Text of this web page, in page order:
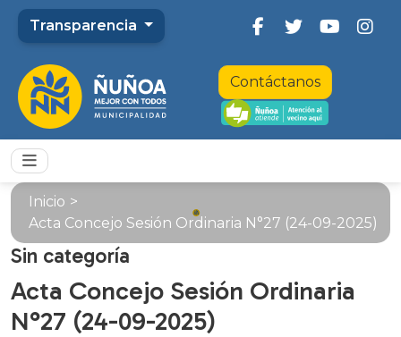
Transparencia
Contáctanos
Inicio >
Acta Concejo Sesión Ordinaria N°27 (24-09-2025)
Sin categoría
Acta Concejo Sesión Ordinaria
N°27 (24-09-2025)